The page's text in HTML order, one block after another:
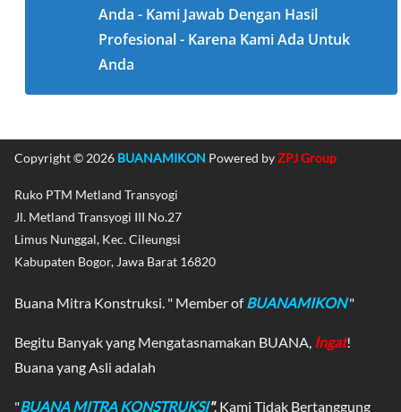
Anda - Kami Jawab Dengan Hasil
Profesional - Karena Kami Ada Untuk
Anda
Copyright © 2026 BUANAMIKON Powered byZPJ Group
Ruko PTM Metland Transyogi
Jl. Metland Transyogi III No.27
Limus Nunggal, Kec. Cileungsi
Kabupaten Bogor, Jawa Barat 16820
Buana Mitra Konstruksi. " Member ofBUANAMIKON"
Begitu Banyak yang Mengatasnamakan BUANA, Ingat!
Buana yang Asli adalah
"BUANA MITRA KONSTRUKSI". Kami Tidak Bertanggung